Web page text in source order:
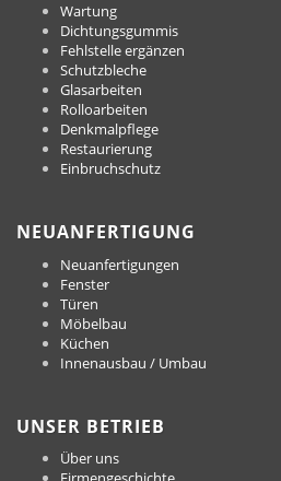
Wartung
Dichtungsgummis
Fehlstelle ergänzen
Schutzbleche
Glasarbeiten
Rolloarbeiten
Denkmalpflege
Restaurierung
Einbruchschutz
NEUANFERTIGUNG
Neuanfertigungen
Fenster
Türen
Möbelbau
Küchen
Innenausbau / Umbau
UNSER BETRIEB
Über uns